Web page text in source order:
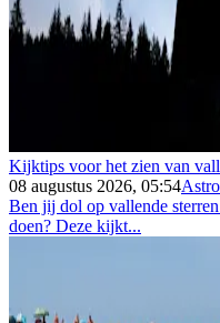
Kijktips voor het zien van
08 augustus 2026, 05:54
Ben jij dol op vallende
doen? Deze kijkt...